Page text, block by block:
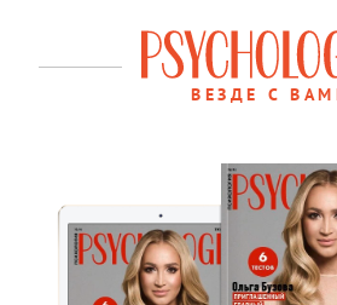
ВЕЗДЕ С